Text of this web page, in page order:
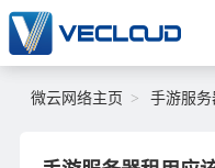
微云网络主页 手游服务